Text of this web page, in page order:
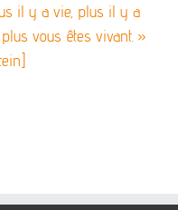
il y a vie, plus il y a
vous êtes vivant. »